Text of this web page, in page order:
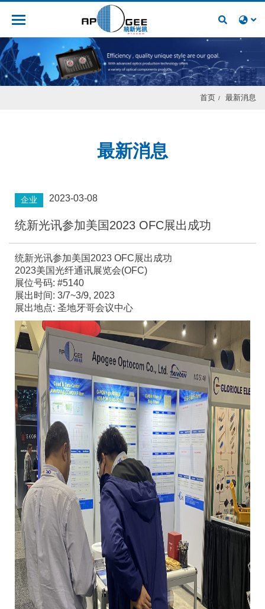
首页 最新消息
最新消息
2023-03-08
企业
统新光讯参加美国2023 OFC展出成功
统新光讯参加美国2023 OFC展出成功
2023美国光纤通讯展览会(OFC)
展位号码: #5140
展出时间: 3/7~3/9, 2023
展出地点: 圣地牙哥会议中心